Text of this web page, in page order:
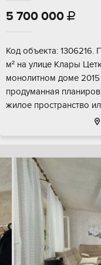
5 700 000 
Код объекта: 1306216.
м² на улице Клары
монолитном доме
продуманная
жилое пространство